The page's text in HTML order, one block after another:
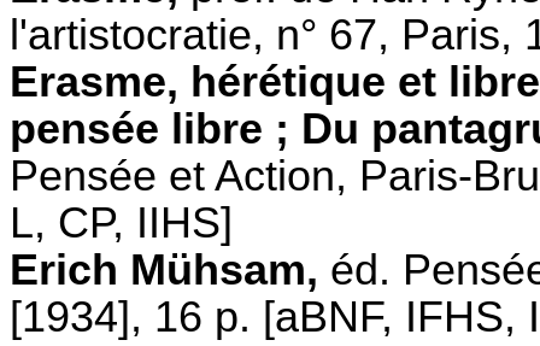
l'artistocratie, n° 67, Paris,
Erasme, hérétique et
pensée libre ; Du
Pensée et Action, Paris-
L, CP, IIHS]
Erich Mühsam, éd.
[1934], 16 p. [aBNF, IFHS,